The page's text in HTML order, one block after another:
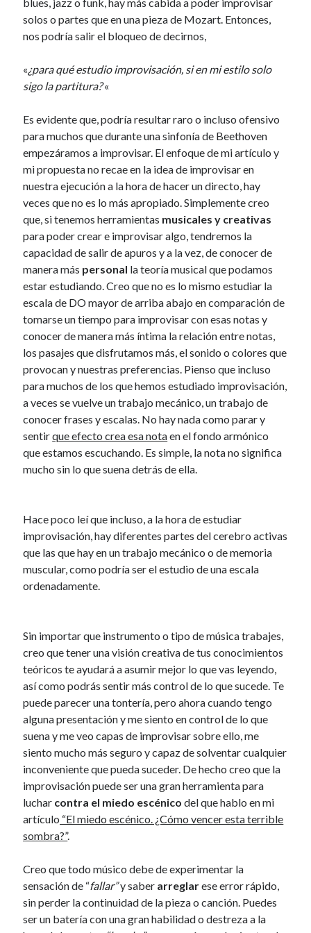
r
solos o partes que en una pieza de Mozart. Entonces,
nos podría salir el bloqueo de decirnos,
«¿para qué estudio improvisación, si en mi estilo solo
sigo la partitura?«
Es evidente que, podría resultar raro o incluso ofensivo
para muchos que durante una sinfonía de Beethoven
empezáramos a improvisar. El enfoque de mi artículo y
mi propuesta no recae en la idea de improvisar en
nuestra ejecución a la hora de hacer un directo, hay
veces que no es lo más apropiado. Simplemente creo
que, si tenemos herramientas musicales y creativas
para poder crear e improvisar algo, tendremos la
capacidad de salir de apuros y a la vez, de conocer de
manera más personal la teoría musical que podamos
estar estudiando. Creo que no es lo mismo estudiar la
escala de DO mayor de arriba abajo en comparación de
tomarse un tiempo para improvisar con esas notas y
conocer de manera más íntima la relación entre notas,
los pasajes que disfrutamos más, el sonido o colores que
provocan y nuestras preferencias. Pienso que incluso
para muchos de los que hemos estudiado improvisación,
a veces se vuelve un trabajo mecánico, un trabajo de
conocer frases y escalas. No hay nada como parar y
sentirque efecto crea esa notaen el fondo armónico
que estamos escuchando. Es simple, la nota no significa
mucho sin lo que suena detrás de ella.
Hace poco leí que incluso, a la hora de estudiar
improvisación, hay diferentes partes del cerebro activas
que las que hay en un trabajo mecánico o de memoria
muscular, como podría ser el estudio de una escala
ordenadamente.
Sin importar que instrumento o tipo de música trabajes,
creo que tener una visión creativa de tus conocimientos
teóricos te ayudará a asumir mejor lo que vas leyendo,
así como podrás sentir más control de lo que sucede. Te
puede parecer una tontería, pero ahora cuando tengo
alguna presentación y me siento en control de lo que
suena y me veo capas de improvisar sobre ello, me
siento mucho más seguro y capaz de solventar cualquier
inconveniente que pueda suceder. De hecho creo que la
improvisación puede ser una gran herramienta para
luchar contra el miedo escénico del que hablo en mi
artículo “El miedo escénico. ¿Cómo vencer esta terrible
sombra?”.
Creo que todo músico debe de experimentar la
sensación de “fallar”y saber arreglarese error rápido,
sin perder la continuidad de la pieza o canción. Puedes
ser un batería con una gran habilidad o destreza a la